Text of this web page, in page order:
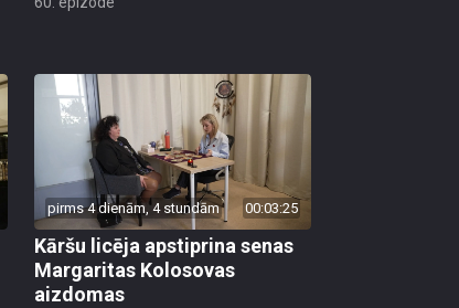
pirms 4 dienām, 4 stundām 00:03:25
Kāršu licēja apstiprina senas
Margaritas Kolosovas
aizdomas